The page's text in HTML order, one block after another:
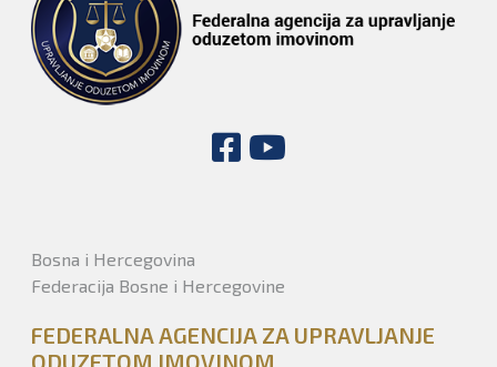
Bosna i Hercegovina
Federacija Bosne i Hercegovine
FEDERALNA AGENCIJA ZA UPRAVLJANJE
ODUZETOM IMOVINOM